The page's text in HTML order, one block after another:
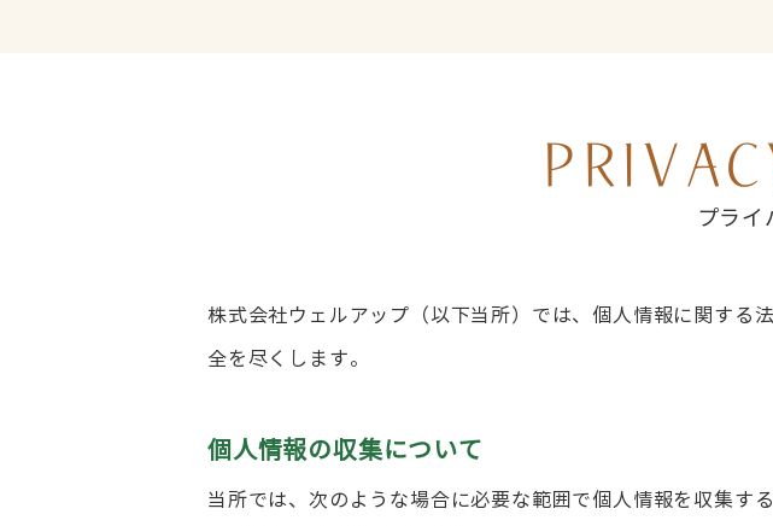
プライ
株式会社ウェルアップ（以下当所）では、個人情報に関する
全を尽くします。
個人情報の収集について
当所では、次のような場合に必要な範囲で個人情報を収集す